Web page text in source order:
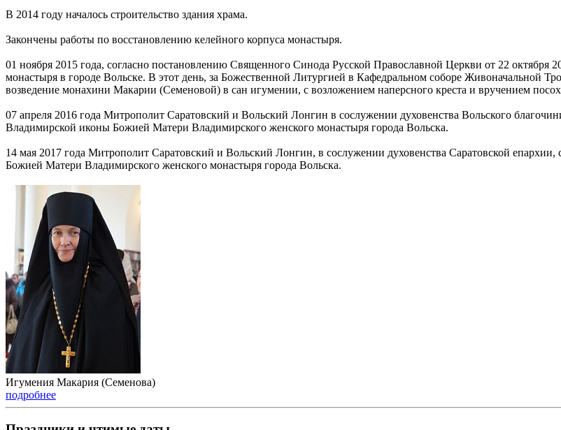
В 2014 году началось строительство здания храма.
Закончены работы по восстановлению келейного корпуса монастыря.
01 ноября 2015 года, согласно постановлению Священного Синода Русской Православной Церкви от 22 октября
монастыря в городе Вольске. В этот день, за Божественной Литургией в Кафедральном соборе Живоначальной
возведение монахини Макарии (Семеновой) в сан игумении, с возложением наперсного креста и вручением
07 апреля 2016 года Митрополит Саратовский и Вольский Лонгин в сослужении духовенства Вольского
Владимирской иконы Божией Матери Владимирского женского монастыря города Вольска.
14 мая 2017 года Митрополит Саратовский и Вольский Лонгин, в сослужении духовенства Саратовской
Божией Матери Владимирского женского монастыря города Вольска.
Игумения Макария (Семенова)
подробнее